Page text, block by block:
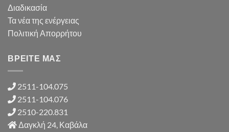
Διαδικασία
Τα νέα της ενέργειας
Πολιτική Απορρήτου
ΒΡΕΙΤΕ ΜΑΣ
2511-104.075
2511-104.076
2510-220.831
Δαγκλή 24, Καβάλα